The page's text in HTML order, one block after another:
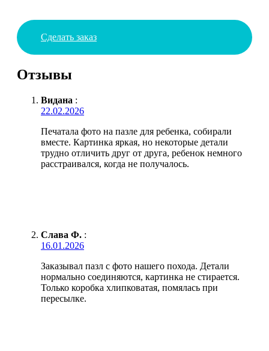
Сделать заказ
Отзывы
Видана :
22.02.2026
Печатала фото на пазле для ребенка, собирали
вместе. Картинка яркая, но некоторые детали
трудно отличить друг от друга, ребенок немного
расстраивался, когда не получалось.
Слава Ф. :
16.01.2026
Заказывал пазл с фото нашего похода. Детали
нормально соединяются, картинка не стирается.
Только коробка хлипковатая, помялась при
пересылке.